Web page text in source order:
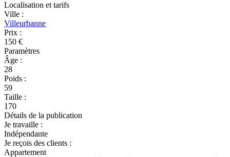
Localisation et tarifs
Ville :
Villeurbanne
Prix :
150 €
Paramètres
Âge :
28
Poids :
59
Taille :
170
Détails de la publication
Je travaille :
Indépendante
Je reçois des clients :
Appartement